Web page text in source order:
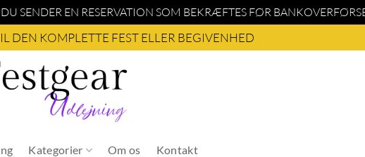
SENDER EN RESERVATION SOM BEKRÆFTES FØR
DEN KOMPLETTE FEST ELLER BEGIVENHED
Kategorier Om os Kontakt